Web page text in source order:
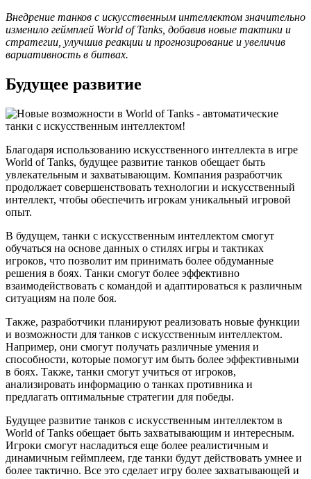
Внедрение танков с искусственным интеллектом значительно
изменило геймплей World of Tanks, добавив новые тактики и
стратегии, улучшив реакции и прогнозирование и увеличив
вариативность в битвах.
Будущее развитие
Благодаря использованию искусственного интеллекта в игре
World of Tanks, будущее развитие танков обещает быть
увлекательным и захватывающим. Компания разработчик
продолжает совершенствовать технологии и искусственный
интеллект, чтобы обеспечить игрокам уникальный игровой
опыт.
В будущем, танки с искусственным интеллектом смогут
обучаться на основе данных о стилях игры и тактиках
игроков, что позволит им принимать более обдуманные
решения в боях. Танки смогут более эффективно
взаимодействовать с командой и адаптироваться к различным
ситуациям на поле боя.
Также, разработчики планируют реализовать новые функции
и возможности для танков с искусственным интеллектом.
Например, они смогут получать различные умения и
способности, которые помогут им быть более эффективными
в боях. Также, танки смогут учиться от игроков,
анализировать информацию о танках противника и
предлагать оптимальные стратегии для победы.
Будущее развитие танков с искусственным интеллектом в
World of Tanks обещает быть захватывающим и интересным.
Игроки смогут насладиться еще более реалистичным и
динамичным геймплеем, где танки будут действовать умнее и
более тактично. Все это сделает игру более захватывающей и